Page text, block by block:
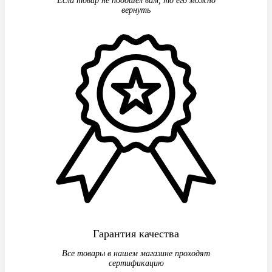
вернуть
Гарантия качества
Все товары в нашем магазине проходят
сертификацию